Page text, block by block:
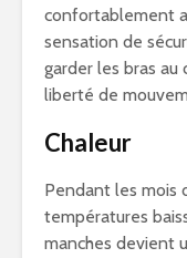
confortablement
sensation de
garder les bras au
liberté de
Chaleur
Pendant les mois
températures
manches devient